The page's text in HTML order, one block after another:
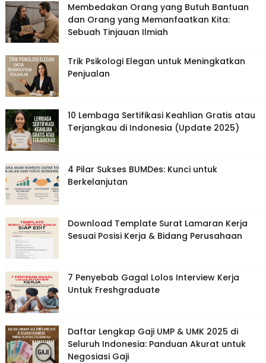
Membedakan Orang yang Butuh Bantuan
dan Orang yang Memanfaatkan Kita:
Sebuah Tinjauan Ilmiah
Trik Psikologi Elegan untuk Meningkatkan
Penjualan
10 Lembaga Sertifikasi Keahlian Gratis atau
Terjangkau di Indonesia (Update 2025)
4 Pilar Sukses BUMDes: Kunci untuk
Berkelanjutan
Download Template Surat Lamaran Kerja
Sesuai Posisi Kerja & Bidang Perusahaan
7 Penyebab Gagal Lolos Interview Kerja
Untuk Freshgraduate
Daftar Lengkap Gaji UMP & UMK 2025 di
Seluruh Indonesia: Panduan Akurat untuk
Negosiasi Gaji